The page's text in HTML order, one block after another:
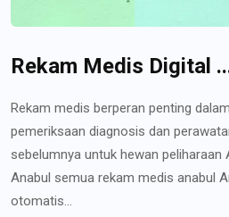
Rekam Medis Digital
Rekam medis berperan penting
pemeriksaan diagnosis dan
sebelumnya untuk hewan peliharaan
Anabul semua rekam medis anabul
otomatis...